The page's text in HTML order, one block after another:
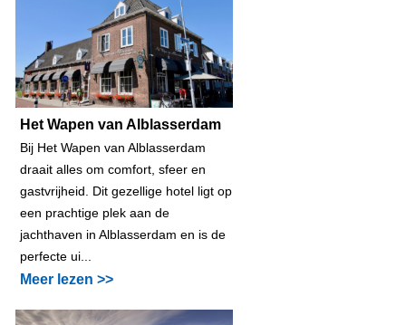
Het Wapen van Alblasserdam
Bij Het Wapen van Alblasserdam
draait alles om comfort, sfeer en
gastvrijheid. Dit gezellige hotel ligt op
een prachtige plek aan de
jachthaven in Alblasserdam en is de
perfecte ui...
Meer lezen >>